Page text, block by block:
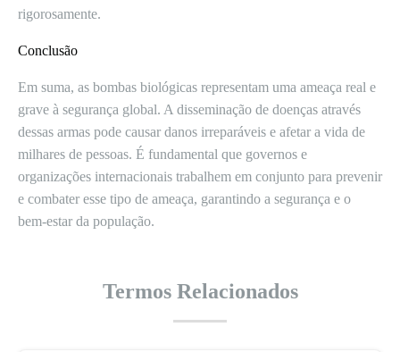
rigorosamente.
Conclusão
Em suma, as bombas biológicas representam uma ameaça real e
grave à segurança global. A disseminação de doenças através
dessas armas pode causar danos irreparáveis e afetar a vida de
milhares de pessoas. É fundamental que governos e
organizações internacionais trabalhem em conjunto para prevenir
e combater esse tipo de ameaça, garantindo a segurança e o
bem-estar da população.
Termos Relacionados